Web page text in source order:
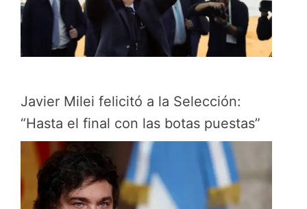
Javier Milei felicitó a la Selección:
“Hasta el final con las botas puestas”